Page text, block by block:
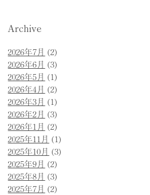
Archive
2026年7月 (2)
2026年6月 (3)
2026年5月 (1)
2026年4月 (2)
2026年3月 (1)
2026年2月 (3)
2026年1月 (2)
2025年11月 (1)
2025年10月 (3)
2025年9月 (2)
2025年8月 (3)
2025年7月 (2)